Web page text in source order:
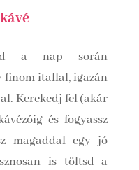
a nap során
finom itallal, igazán
Kerekedj fel (akár
és fogyassz
magaddal egy jó
is töltsd a